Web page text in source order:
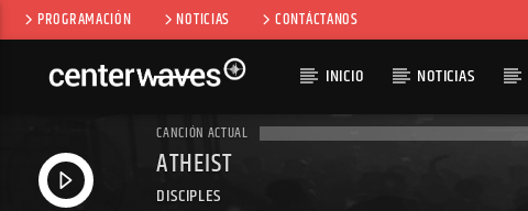
PROGRAMACIÓN NOTICIAS CONTÁCTANOS
INICIO NOTICIAS
CANCIÓN ACTUAL
ATHEIST
DISCIPLES